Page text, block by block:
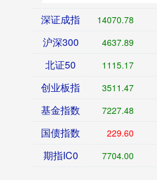
深证成指 14070.78
沪深300 4637.89
北证50 1115.17
创业板指 3511.47
基金指数 7227.48
国债指数 229.60
期指IC0 7704.00